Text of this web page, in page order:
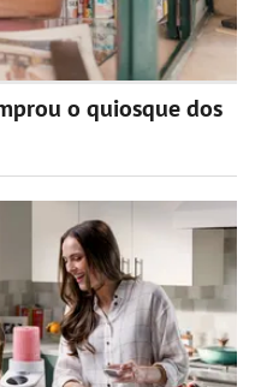
o quiosque dos